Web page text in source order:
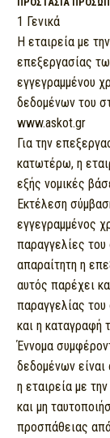
1 Γενικά
H εταιρεία με
επεξεργασίας
εγγεγραμμένου
δεδομένων του
www.askot.gr
Για την
κατωτέρω, η
εξής νομικές
Εκτέλεση
εγγεγραμμένος
παραγγελίες
απαραίτητη η
αυτός παρέχει
παραγγελίας
και η καταγραφή
Έννομα
δεδομένων
η εταιρεία με
και μη
προσπάθειας